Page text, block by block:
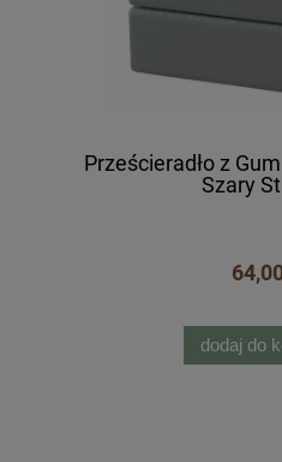
Prześcieradło z
Szary
dodaj do